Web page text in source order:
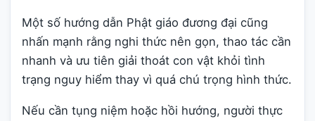
Một số hướng dẫn Phật giáo đương đại cũng
nhấn mạnh rằng nghi thức nên gọn, thao tác cần
nhanh và ưu tiên giải thoát con vật khỏi tình
trạng nguy hiểm thay vì quá chú trọng hình thức.
Nếu cần tụng niệm hoặc hồi hướng, người thực